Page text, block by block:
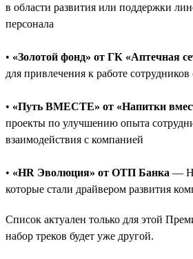
в области развития или поддержки
персонала
• «Золотой фонд» от ГК «Аптечная
для привлечения к работе сотрудников
• «Путь ВМЕСТЕ» от «Напитки
проекты по улучшению опыта
взаимодействия с компанией
• «HR Эволюция» от ОТП Банка —
которые стали драйвером развития
Список актуален только для этой
набор треков будет уже другой.